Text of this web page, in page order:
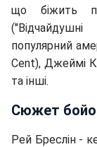
що біжить
популярний
Cent), Джеймі
та інші.
Сюжет
Рей Бреслін -